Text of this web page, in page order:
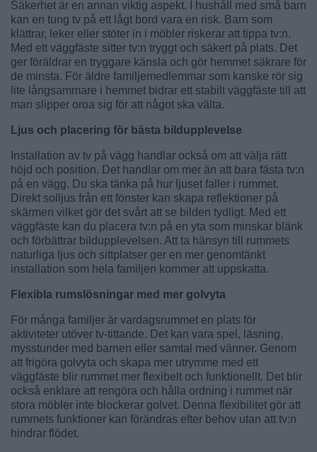
Säkerhet är en annan viktig aspekt. I hushåll med små barn
kan en tung tv på ett lågt bord vara en risk. Barn som
klättrar, leker eller stöter in i möbler riskerar att tippa tv:n.
Med ett väggfäste sitter tv:n tryggt och säkert på plats. Det
ger föräldrar en tryggare känsla och gör hemmet säkrare för
de minsta. För äldre familjemedlemmar som kanske rör sig
lite långsammare i hemmet bidrar ett stabilt väggfäste till att
man slipper oroa sig för att något ska välta.
Ljus och placering för bästa bildupplevelse
Installation av tv på vägg handlar också om att välja rätt
höjd och position. Det handlar om mer än att bara fästa tv:n
på en vägg. Du ska tänka på hur ljuset faller i rummet.
Direkt solljus från ett fönster kan skapa reflektioner på
skärmen vilket gör det svårt att se bilden tydligt. Med ett
väggfäste kan du placera tv:n på en yta som minskar blänk
och förbättrar bildupplevelsen. Att ta hänsyn till rummets
naturliga ljus och sittplatser ger en mer genomtänkt
installation som hela familjen kommer att uppskatta.
Flexibla rumslösningar med mer golvyta
För många familjer är vardagsrummet en plats för
aktiviteter utöver tv-tittande. Det kan vara spel, läsning,
mysstunder med barnen eller samtal med vänner. Genom
att frigöra golvyta och skapa mer utrymme med ett
väggfäste blir rummet mer flexibelt och funktionellt. Det blir
också enklare att rengöra och hålla ordning i rummet när
stora möbler inte blockerar golvet. Denna flexibilitet gör att
rummets funktioner kan förändras efter behov utan att tv:n
hindrar flödet.